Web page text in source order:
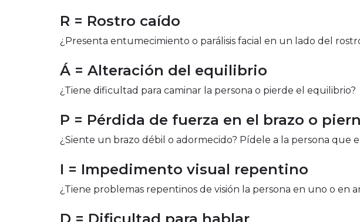
R = Rostro caído
¿Presenta entumecimiento o parálisis facial en un lado del
Á = Alteración del equilibrio
¿Tiene dificultad para caminar la persona o pierde el equilibrio?
P = Pérdida de fuerza en el brazo o
¿Siente un brazo débil o adormecido? Pídele a la persona que
I = Impedimento visual repentino
¿Tiene problemas repentinos de visión la persona en uno o en
D = Dificultad para hablar